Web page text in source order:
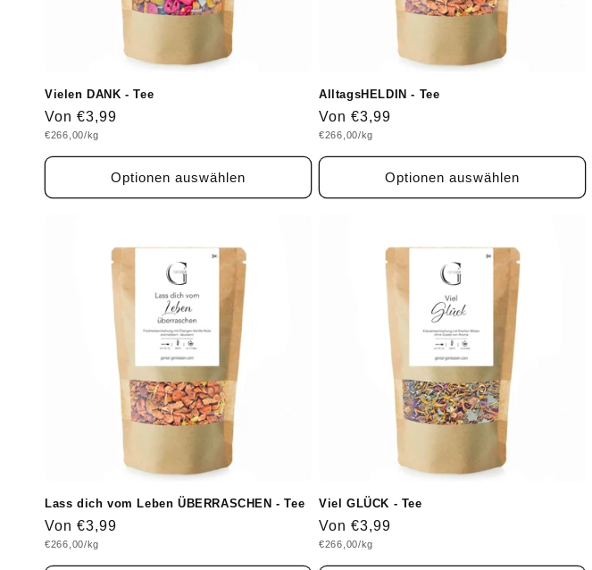
Vielen DANK - Tee
Normaler
Preis
Von €3,99
Grundpreis
€266,00/kg
Optionen auswählen
AlltagsHELDIN - Tee
Normaler
Preis
Von €3,99
Grundpreis
€266,00/kg
Optionen auswählen
Lass dich vom Leben ÜBERRASCHEN - Tee
Normaler
Preis
Von €3,99
Grundpreis
€266,00/kg
Viel GLÜCK - Tee
Normaler
Preis
Von €3,99
Grundpreis
€266,00/kg